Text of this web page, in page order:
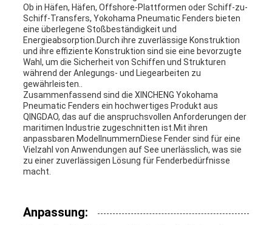
Ob in Häfen, Häfen, Offshore-Plattformen oder Schiff-zu-
Schiff-Transfers, Yokohama Pneumatic Fenders bieten
eine überlegene Stoßbeständigkeit und
Energieabsorption.Durch ihre zuverlässige Konstruktion
und ihre effiziente Konstruktion sind sie eine bevorzugte
Wahl, um die Sicherheit von Schiffen und Strukturen
während der Anlegungs- und Liegearbeiten zu
gewährleisten..
Zusammenfassend sind die XINCHENG Yokohama
Pneumatic Fenders ein hochwertiges Produkt aus
QINGDAO, das auf die anspruchsvollen Anforderungen der
maritimen Industrie zugeschnitten ist.Mit ihren
anpassbaren ModellnummernDiese Fender sind für eine
Vielzahl von Anwendungen auf See unerlässlich, was sie
zu einer zuverlässigen Lösung für Fenderbedürfnisse
macht.
Anpassung: